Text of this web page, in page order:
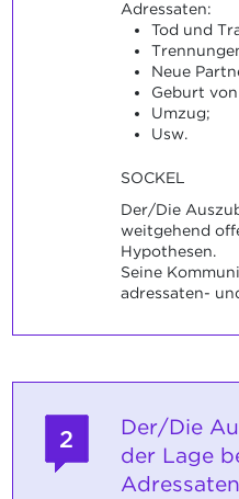
Adressaten:
Tod und
Neue
Geburt
Umzug;
Usw.
SOCKEL
Der/Die
weitgehend
Hypothesen.
Seine
adressaten-
2
Der/Die
der Lage